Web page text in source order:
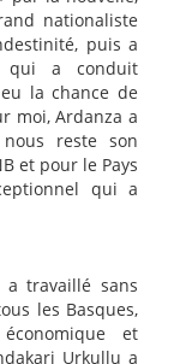
nationaliste
puis a
qui a conduit
la chance de
moi, Ardanza a
reste son
et pour le Pays
qui a
a travaillé sans
les Basques,
et
Urkullu a